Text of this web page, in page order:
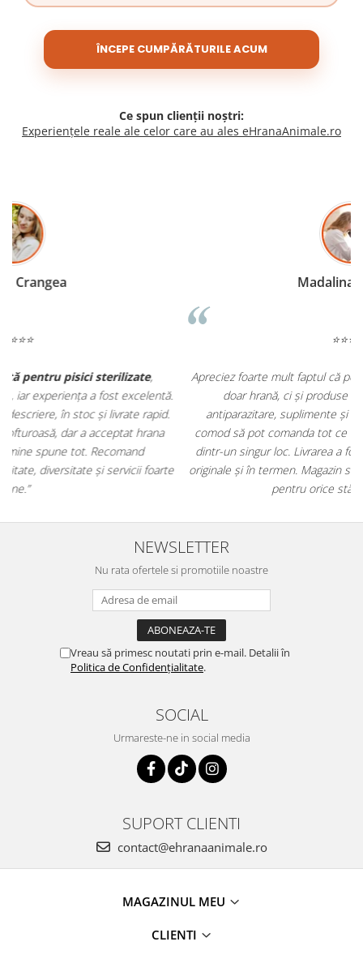
ÎNCEPE CUMPĂRĂTURILE ACUM
Ce spun clienții noștri:
Experiențele reale ale celor care au ales eHranaAnimale.ro
Apreciez foarte mult faptul că pe ehranaanimale.rogăsesc nu
doar hrană, ci și produse din
farmacia veterinară:
antiparazitare, suplimente și soluții de îngrijire. Este foarte
comod să pot comanda tot ce am nevoie pentru animalul meu
dintr-un singur loc. Livrarea a fost rapidă, iar produsele au fost
originale și în termen. Magazin serios, bine organizat și foarte util
NEWSLETTER
Nu rata ofertele si promotiile noastre
Vreau să primesc noutati prin e-mail. Detalii în
Politica de Confidențialitate.
SOCIAL
Urmareste-ne in social media
SUPORT CLIENTI
contact@ehranaanimale.ro
MAGAZINUL MEU
CLIENTI